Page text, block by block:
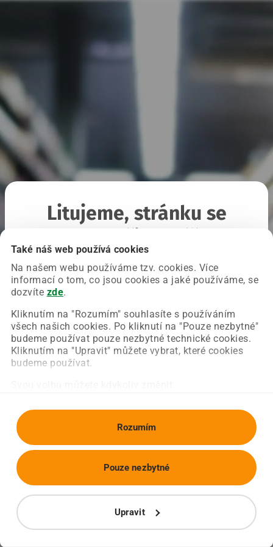
Také náš web používá cookies
Na našem webu používáme tzv. cookies. Více
informací o tom, co jsou cookies a jaké používáme, se
dozvíte zde.
Kliknutím na "Rozumím" souhlasíte s používáním
všech našich cookies. Po kliknutí na "Pouze nezbytné"
budeme používat pouze nezbytné technické cookies.
Kliknutím na "Upravit" můžete vybrat, které cookies
budeme používat.
Rozumím
Upravit
Pouze nezbytné
Litujeme, stránku se
Chyba nastala na naší straně a už ji opravujeme.
Zkuste prosím znovu načíst požadovanou stránku.
Obnovit stránku Úvodní strana